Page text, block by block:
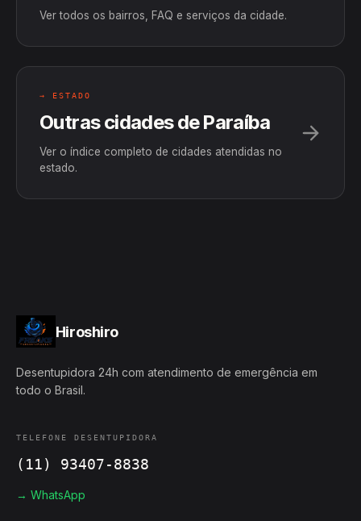
Ver todos os bairros, FAQ e serviços da cidade.
→ ESTADO
Outras cidades de Paraíba
Ver o índice completo de cidades atendidas no
estado.
Hiroshiro
Desentupidora 24h com atendimento de emergência em
todo o Brasil.
TELEFONE DESENTUPIDORA
(11) 93407-8838
→ WhatsApp